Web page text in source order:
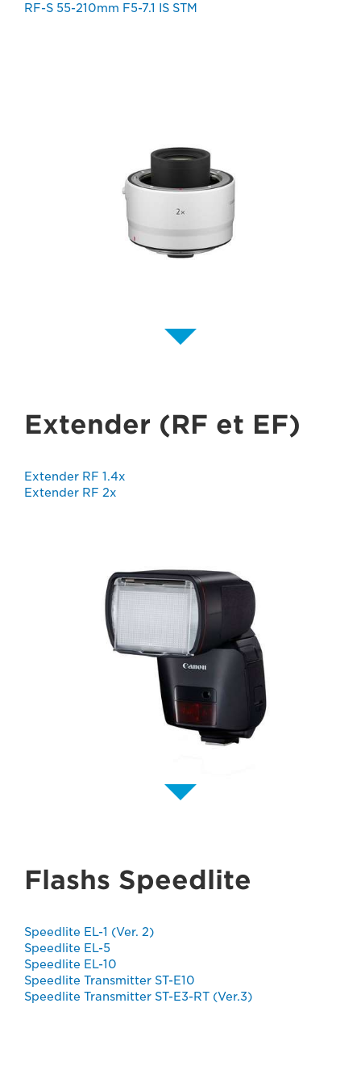
RF-S 55-210mm F5-7.1 IS STM
Extender (RF et EF)
Extender RF 1.4x
Extender RF 2x
Flashs Speedlite
Speedlite EL-1 (Ver. 2)
Speedlite EL-5
Speedlite EL-10
Speedlite Transmitter ST-E10
Speedlite Transmitter ST-E3-RT (Ver.3)